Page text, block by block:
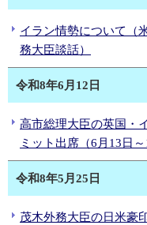
イラン情勢について（
務大臣談話）
令和8年6月12日
高市総理大臣の英国・
ミット出席（6月13日～
令和8年5月25日
茂木外務大臣の日米豪